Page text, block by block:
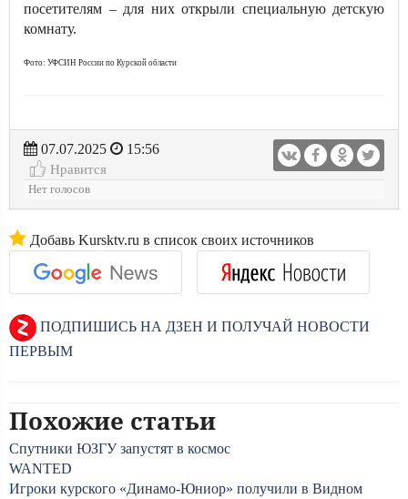
посетителям – для них открыли специальную детскую
комнату.
Фото: УФСИН России по Курской области
07.07.2025
15:56
Нравится
Нет голосов
Добавь Kursktv.ru в список своих источников
ПОДПИШИСЬ НА ДЗЕН И ПОЛУЧАЙ НОВОСТИ
ПЕРВЫМ
Похожие статьи
Спутники ЮЗГУ запустят в космос
WANTED
Игроки курского «Динамо-Юниор» получили в Видном